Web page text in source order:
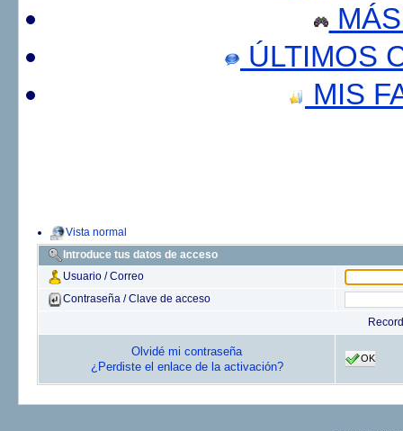
ÚLTIMOS
MIS
Vista normal
Introduce tus datos de acceso
Usuario / Correo
Contraseña / Clave de acceso
Olvidé mi contraseña
¿Perdiste el enlace de la activación?
OK